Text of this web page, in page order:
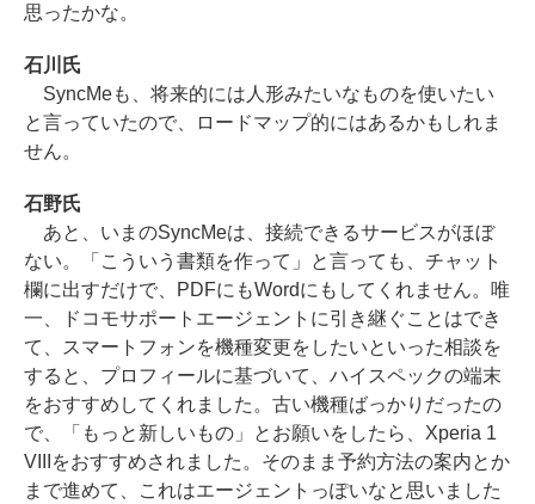
思ったかな。
石川氏
SyncMeも、将来的には人形みたいなものを使いたい
と言っていたので、ロードマップ的にはあるかもしれま
せん。
石野氏
あと、いまのSyncMeは、接続できるサービスがほぼ
ない。「こういう書類を作って」と言っても、チャット
欄に出すだけで、PDFにもWordにもしてくれません。唯
一、ドコモサポートエージェントに引き継ぐことはでき
て、スマートフォンを機種変更をしたいといった相談を
すると、プロフィールに基づいて、ハイスペックの端末
をおすすめしてくれました。古い機種ばっかりだったの
で、「もっと新しいもの」とお願いをしたら、Xperia 1
VIIIをおすすめされました。そのまま予約方法の案内とか
まで進めて、これはエージェントっぽいなと思いました